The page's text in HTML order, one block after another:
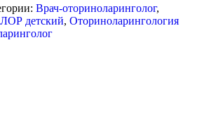
Врач-оториноларинголог,
ЛОР детский, Оториноларингология